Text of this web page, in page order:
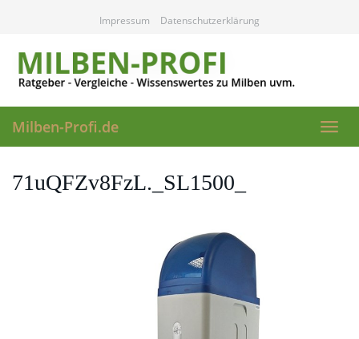
content
Impressum Datenschutzerklärung
Milben-Profi.de
71uQFZv8FzL._SL1500_